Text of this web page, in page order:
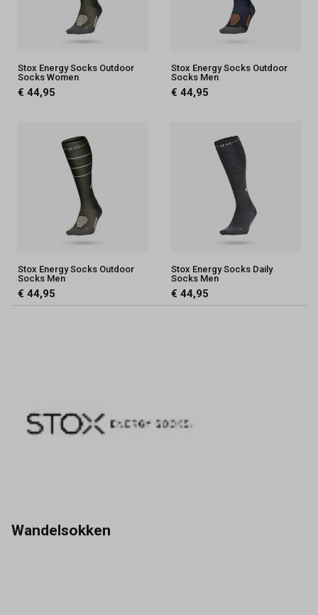
Stox Energy Socks Outdoor
Socks Women
€ 44,95
Stox Energy Socks Outdoor
Socks Men
€ 44,95
Stox Energy Socks Outdoor
Socks Men
€ 44,95
Stox Energy Socks Daily
Socks Men
€ 44,95
Wandelsokken